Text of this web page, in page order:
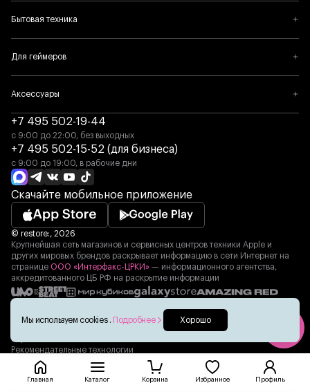
Главная Каталог Корзина Избранное Профиль
Бытовая техника
Для геймеров
Аксессуары
Скачайте мобильное приложение
+7 495 502-19-44
с 9:00 до 22:00, без выходных
+7 495 502-15-52 (для бизнеса)
с 9:00 до 19:00, в рабочие дни
© restore:, 2026
Крупнейшая сеть магазинов и сервисных центров техники Apple и
других мировых брендов раскрывает информацию в сети Интернет на
странице ООО «Интерфакс-ЦРКИ» — информационного агентства,
аккредитованного ЦБ РФ на раскрытие информации
Политика конфиденциальности
Карта сайта
Рекомендательные технологии
Мы используем cookies . Подробнее Хорошо